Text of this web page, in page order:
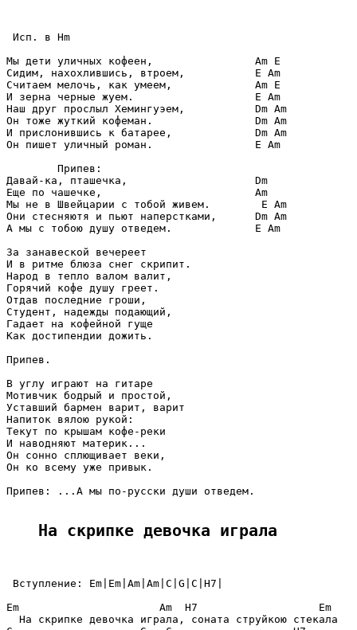
Исп. в Hm
Мы дети уличных кофеен,                Am E
Сидим, нахохлившись, втроем,           E Am
Считаем мелочь, как умеем,             Am E
И зерна черные жуем.                   E Am
Наш друг прослыл Хемингуэем,           Dm Am
Он тоже жуткий кофеман.                Dm Am
И прислонившись к батарее,             Dm Am
Он пишет уличный роман.                E Am
        Припев:
Давай-ка, пташечка,                    Dm
Еще по чашечке,                        Am
Мы не в Швейцарии с тобой живем.        E Am
Они стесняютя и пьют наперстками,      Dm Am
А мы с тобою душу отведем.             E Am
За занавеской вечереет
И в ритме блюза снег скрипит.
Народ в тепло валом валит,
Горячий кофе душу греет.
Отдав последние гроши,
Студент, надежды подающий,
Гадает на кофейной гуще
Как достипендии дожить.
Припев.
В углу играют на гитаре
Мотивчик бодрый и простой,
Уставший бармен варит, варит
Напиток вялою рукой:
Текут по крышам кофе-реки
И наводняют материк...
Он сонно сплющивает веки,
Он ко всему уже привык.
Припев: ...А мы по-русски души отведем.
На скрипке девочка играла
Вступление: Em|Em|Am|Am|C|G|C|H7|
Em                      Am  H7                   Em
  На скрипке девочка играла, соната струйкою стекала